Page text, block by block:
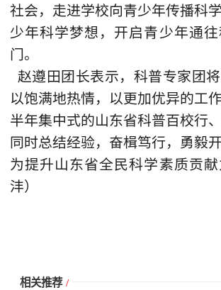
社会，走进学校向青少年传播科
少年科学梦想，开启青少年通
门。
赵遵田团长表示，科普专家团将
以饱满地热情，以更加优异的工
半年集中式的山东省科普百校行
同时总结经验，奋楫笃行，勇毅
为提升山东省全民科学素质贡
沣）
相关推荐 /